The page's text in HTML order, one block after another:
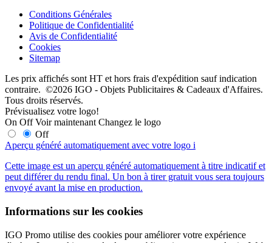
Conditions Générales
Politique de Confidentialité
Avis de Confidentialité
Cookies
Sitemap
Les prix affichés sont HT et hors frais d'expédition sauf indication
contraire. ©2026 IGO - Objets Publicitaires & Cadeaux d'Affaires.
Tous droits réservés.
Prévisualisez votre logo!
On Off Voir maintenant Changez le logo
Off
Aperçu généré automatiquement avec votre logo i
Cette image est un aperçu généré automatiquement à titre indicatif et
peut différer du rendu final. Un bon à tirer gratuit vous sera toujours
envoyé avant la mise en production.
Informations sur les cookies
IGO Promo utilise des cookies pour améliorer votre expérience